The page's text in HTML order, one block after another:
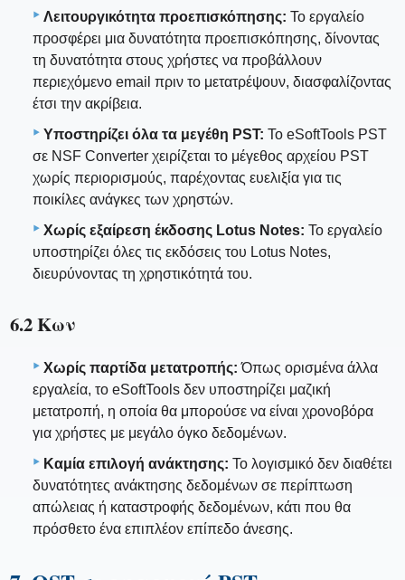
Λειτουργικότητα προεπισκόπησης: Το εργαλείο
προσφέρει μια δυνατότητα προεπισκόπησης, δίνοντας
τη δυνατότητα στους χρήστες να προβάλλουν
περιεχόμενο email πριν το μετατρέψουν, διασφαλίζοντας
έτσι την ακρίβεια.
Υποστηρίζει όλα τα μεγέθη PST: Το eSoftTools PST
σε NSF Converter χειρίζεται το μέγεθος αρχείου PST
χωρίς περιορισμούς, παρέχοντας ευελιξία για τις
ποικίλες ανάγκες των χρηστών.
Χωρίς εξαίρεση έκδοσης Lotus Notes: Το εργαλείο
υποστηρίζει όλες τις εκδόσεις του Lotus Notes,
διευρύνοντας τη χρηστικότητά του.
6.2 Κων
Χωρίς παρτίδα μετατροπής: Όπως ορισμένα άλλα
εργαλεία, το eSoftTools δεν υποστηρίζει μαζική
μετατροπή, η οποία θα μπορούσε να είναι χρονοβόρα
για χρήστες με μεγάλο όγκο δεδομένων.
Καμία επιλογή ανάκτησης: Το λογισμικό δεν διαθέτει
δυνατότητες ανάκτησης δεδομένων σε περίπτωση
απώλειας ή καταστροφής δεδομένων, κάτι που θα
πρόσθετο ένα επιπλέον επίπεδο άνεσης.